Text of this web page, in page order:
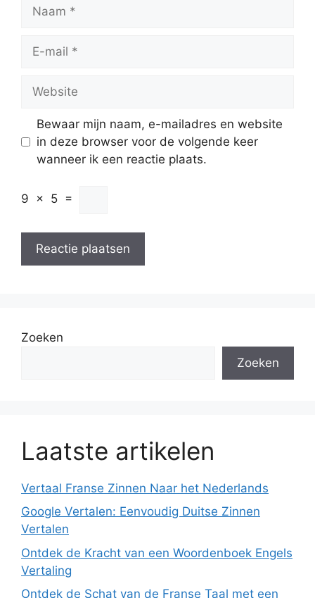
mail
Bewaar mijn naam, e-mailadres en website
in deze browser voor de volgende keer
wanneer ik een reactie plaats.
9 × 5 =
Zoeken
Zoeken
Laatste artikelen
Vertaal Franse Zinnen Naar het Nederlands
Google Vertalen: Eenvoudig Duitse Zinnen
Vertalen
Ontdek de Kracht van een Woordenboek Engels
Vertaling
Ontdek de Schat van de Franse Taal met een